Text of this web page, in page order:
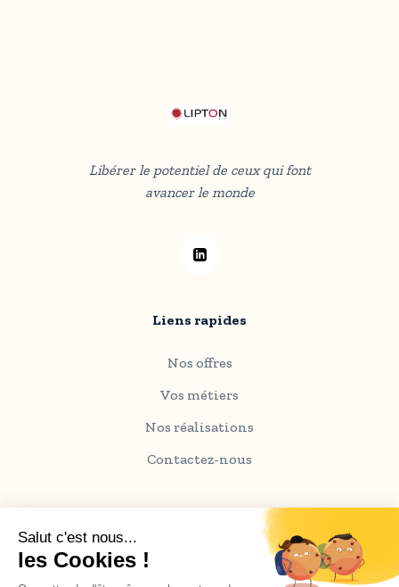
Libérer le potentiel de ceux qui font
avancer le monde
Liens rapides
Nos offres
Vos métiers
Nos réalisations
Contactez-nous
Information sur le site
Coordonnées de l'entreprise